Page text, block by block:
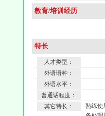
教育/培训经历
特长
人才类型：
外语语种：
外语水平：
普通话程度：
其它特长：
熟练使